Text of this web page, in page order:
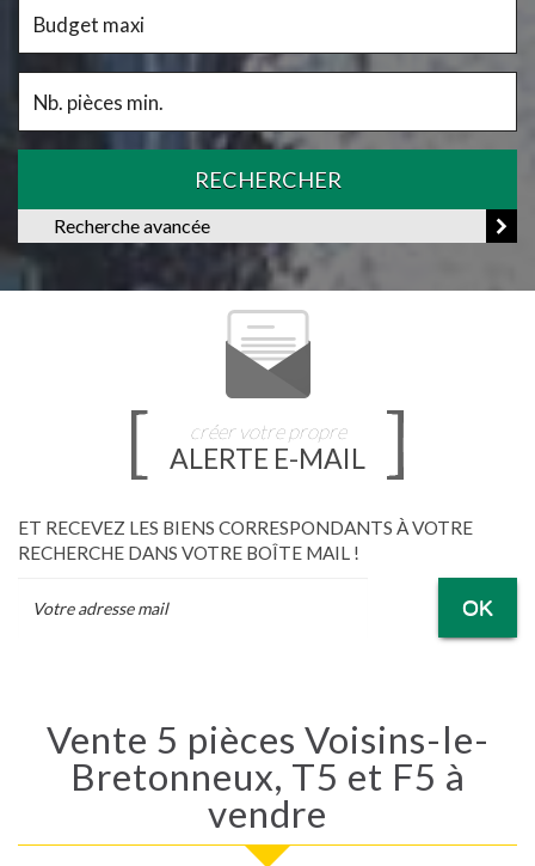
RECHERCHER
Recherche avancée
créer votre propre
ALERTE E-MAIL
ET RECEVEZ LES BIENS CORRESPONDANTS À VOTRE
RECHERCHE DANS VOTRE BOÎTE MAIL !
OK
Vente 5 pièces Voisins-le-
Bretonneux, T5 et F5 à
vendre